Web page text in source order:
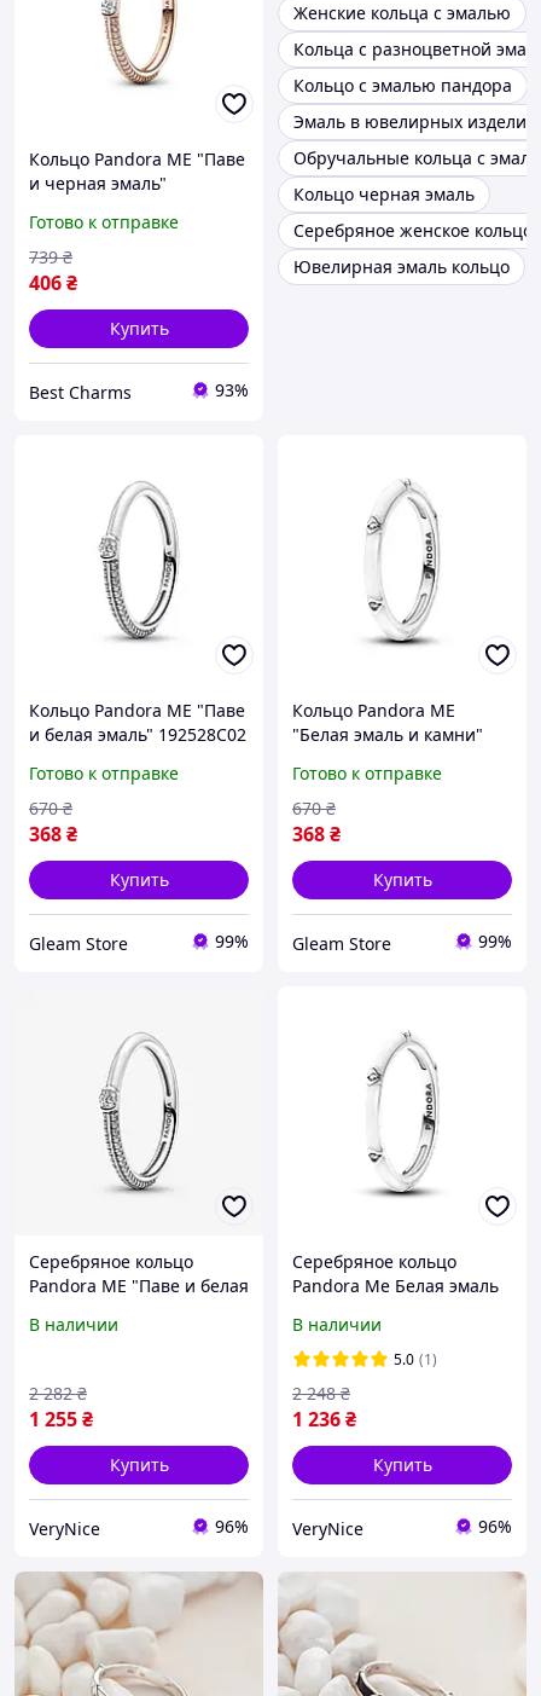
Кольцо Pandora ME "Паве
и черная эмаль"
Готово к отправке
406₴
739 ₴
Купить
Best Charms 93%
Женские кольца с эмалью
Кольца с разноцветной
Кольцо с эмалью пандора
Эмаль в ювелирных
Обручальные кольца с
Кольцо черная эмаль
Серебряное женское
Ювелирная эмаль кольцо
Кольцо Pandora ME "Паве
и белая эмаль" 192528C02
Готово к отправке
368₴
670 ₴
Купить
Gleam Store 99%
Кольцо Pandora ME
"Белая эмаль и камни"
Готово к отправке
368₴
670 ₴
Купить
Gleam Store 99%
Серебряное кольцо
Pandora ME "Паве и белая
В наличии
1 255₴
2 282 ₴
Купить
VeryNice 96%
Серебряное кольцо
Pandora Me Белая эмаль
В наличии
5.0 (1)
1 236₴
2 248 ₴
Купить
VeryNice 96%